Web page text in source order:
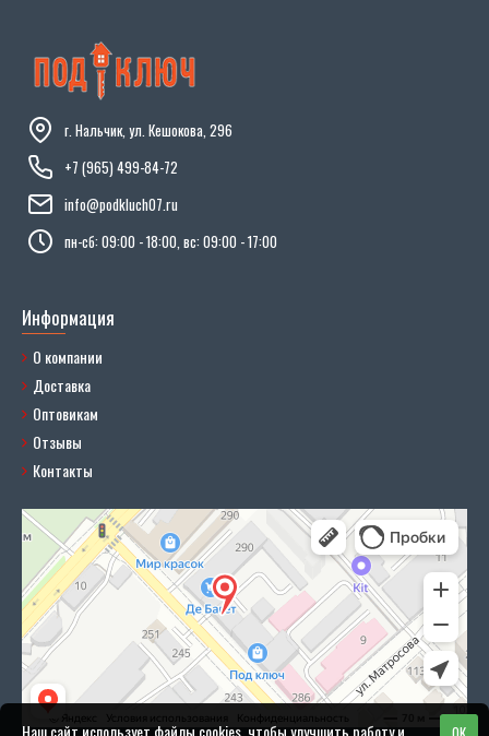
г. Нальчик, ул. Кешокова, 296
+7 (965) 499-84-72
info@podkluch07.ru
пн-сб: 09:00 - 18:00, вс: 09:00 - 17:00
Информация
О компании
Доставка
Оптовикам
Отзывы
Контакты
Наш сайт использует файлы cookies, чтобы улучшить работу и